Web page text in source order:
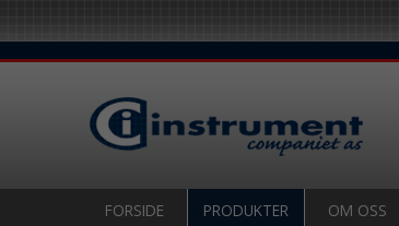
FORSIDE PRODUKTER OM OSS